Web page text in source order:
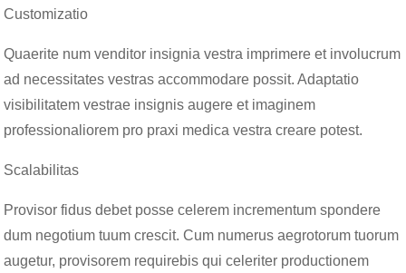
Customizatio
Quaerite num venditor insignia vestra imprimere et involucrum
ad necessitates vestras accommodare possit. Adaptatio
visibilitatem vestrae insignis augere et imaginem
professionaliorem pro praxi medica vestra creare potest.
Scalabilitas
Provisor fidus debet posse celerem incrementum spondere
dum negotium tuum crescit. Cum numerus aegrotorum tuorum
augetur, provisorem requirebis qui celeriter productionem